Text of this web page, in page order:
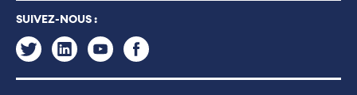
SUIVEZ-NOUS :